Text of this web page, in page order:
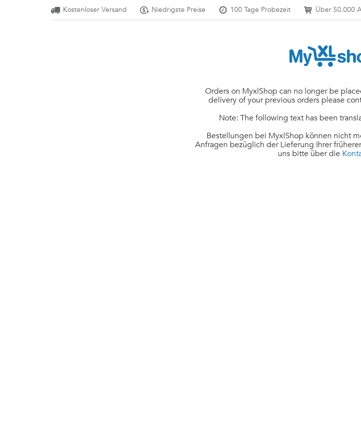
Kostenloser Versand Niedrigste Preise 100 Tage Probezeit Über 50.000
Orders on MyxlShop can no longer be
delivery of your previous orders please
Note: The following text has been
Bestellungen bei MyxlShop können nicht
Anfragen bezüglich der Lieferung Ihrer
uns bitte über die